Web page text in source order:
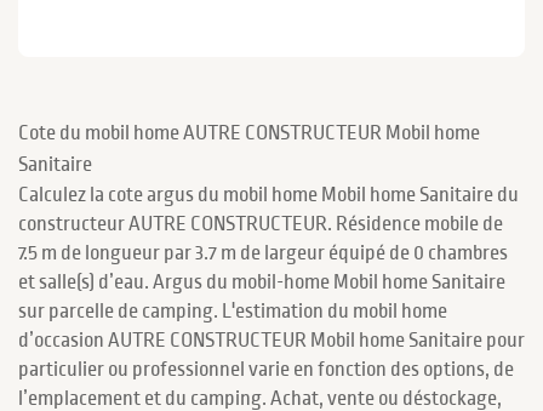
Cote du mobil home AUTRE CONSTRUCTEUR Mobil home
Sanitaire
Calculez la cote argus du mobil home Mobil home Sanitaire du
constructeur AUTRE CONSTRUCTEUR. Résidence mobile de
7.5 m de longueur par 3.7 m de largeur équipé de 0 chambres
et salle(s) d’eau. Argus du mobil-home Mobil home Sanitaire
sur parcelle de camping. L'estimation du mobil home
d’occasion AUTRE CONSTRUCTEUR Mobil home Sanitaire pour
particulier ou professionnel varie en fonction des options, de
l’emplacement et du camping. Achat, vente ou déstockage,